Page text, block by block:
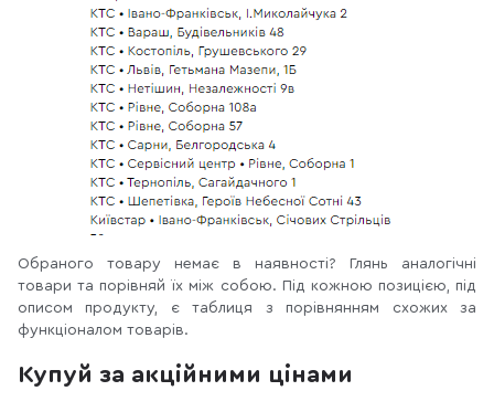
Обраного товару немає в наявності? Глянь аналогічні
товари та порівняй їх між собою. Під кожною позицією, під
описом продукту, є таблиця з порівнянням схожих за
функціоналом товарів.
Купуй за акційними цінами